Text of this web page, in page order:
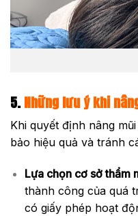
5.Những lưu ý khi
Khi quyết định nâng
bảo hiệu quả và tránh
Lựa chọn cơ sở thẩm
thành công của quá
có giấy phép hoạt